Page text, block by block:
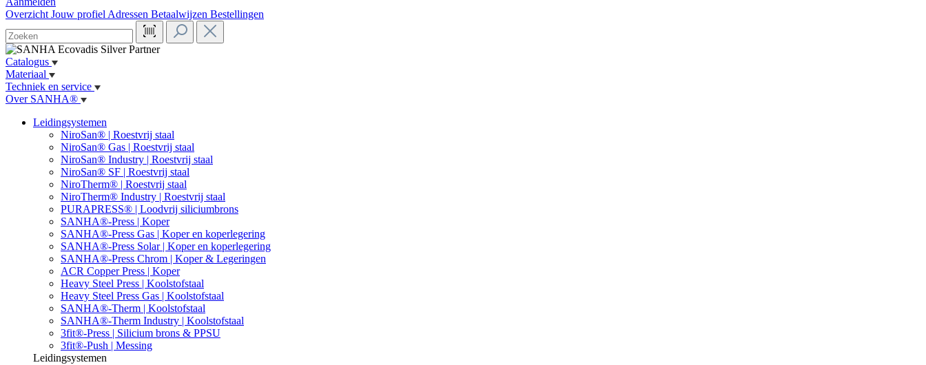
Overzicht Jouw profiel Adressen Betaalwijzen Bestellingen
Catalogus
Materiaal
Techniek en service
Over SANHA®
Leidingsystemen
NiroSan® | Roestvrij staal
NiroSan® Gas | Roestvrij staal
NiroSan® Industry | Roestvrij staal
NiroSan® SF | Roestvrij staal
NiroTherm® | Roestvrij staal
NiroTherm® Industry | Roestvrij staal
PURAPRESS® | Loodvrij siliciumbrons
SANHA®-Press | Koper
SANHA®-Press Gas | Koper en koperlegering
SANHA®-Press Solar | Koper en koperlegering
SANHA®-Press Chrom | Koper & Legeringen
ACR Copper Press | Koper
Heavy Steel Press | Koolstofstaal
Heavy Steel Press Gas | Koolstofstaal
SANHA®-Therm | Koolstofstaal
SANHA®-Therm Industry | Koolstofstaal
3fit®-Press | Silicium brons & PPSU
3fit®-Push | Messing
Leidingsystemen